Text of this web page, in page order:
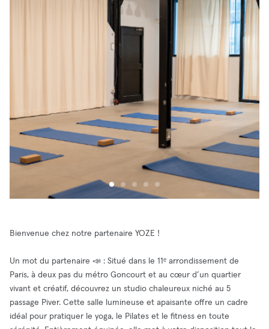
Bienvenue chez notre partenaire YOZE !
Un mot du partenaire 📣 : Situé dans le 11ᵉ arrondissement de
Paris, à deux pas du métro Goncourt et au cœur d’un quartier
vivant et créatif, découvrez un studio chaleureux niché au 5
passage Piver. Cette salle lumineuse et apaisante offre un cadre
idéal pour pratiquer le yoga, le Pilates et le fitness en toute